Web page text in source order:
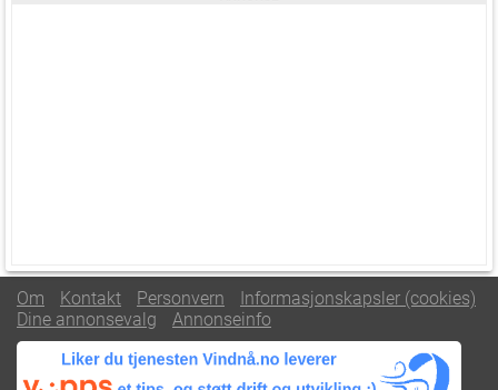
Om Kontakt Personvern
Informasjonskapsler (cookies)
Dine annonsevalg
Annonseinfo